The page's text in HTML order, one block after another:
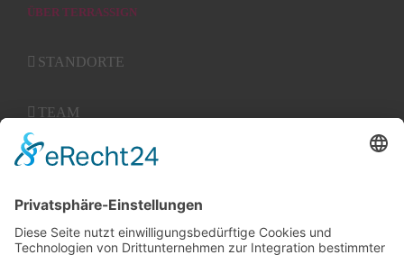
ÜBER TERRASSIGN
STANDORTE
TEAM
KARRIERE
KONTAKT